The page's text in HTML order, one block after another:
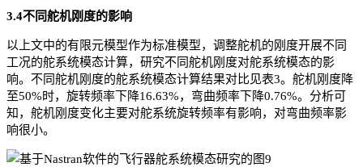
3.4不同舵机刚度的影响
以上文中的有限元模型作为标准模型，调整舵机的刚度开展不同
工况的舵系统模态计算，研究不同舵机刚度对舵系统模态的影
响。不同舵机刚度的舵系统模态计算结果对比见表3。舵机刚度降
至50%时，旋转频率下降16.63%，弯曲频率下降0.76%。分析可
知，舵机刚度变化主要对舵系统旋转频率有影响，对弯曲频率影
响很小。